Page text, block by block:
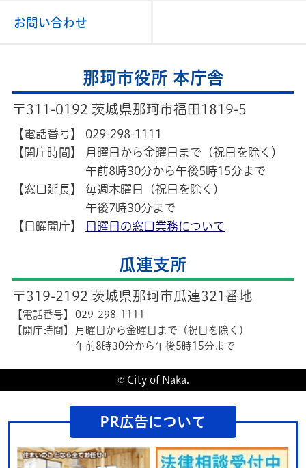
お問い合わせ
那珂市役所 本庁舎
〒311-0192 茨城県那珂市福田1819-5
【電話番号】
029-298-1111
【開庁時間】
月曜日から金曜日まで（祝日を除く）
午前8時30分から午後5時15分まで
【窓口延長】
毎週木曜日（祝日を除く）
午後7時30分まで
【日曜開庁】
日曜日の窓口業務について
瓜連支所
〒319-2192 茨城県那珂市瓜連321番地
【電話番号】
029-298-1111
【開庁時間】
月曜日から金曜日まで（祝日を除く）
午前8時30分から午後5時15分まで
© City of Naka.
PR広告について